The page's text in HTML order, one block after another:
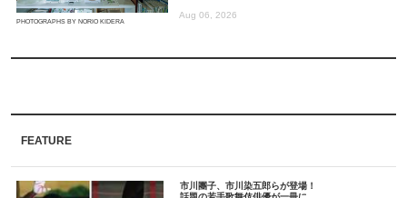
PHOTOGRAPHS BY NORIO KIDERA
Aug 06, 2026
FEATURE
市川團子、市川染五郎らが登場！